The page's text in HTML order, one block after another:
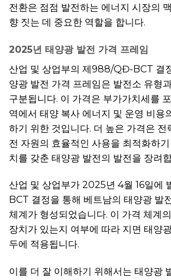
전환은 점점 발전하는 에너지 시장의
향 짓는 데 중요한 역할을 합니다.
2025년 태양광 발전 가격 프레임
산업 및 상업부의 제988/QĐ-BCT 결
양광 발전 가격 프레임은 발전소 유형
구분됩니다. 이 가격은 부가가치세를
역에서 태양 복사 에너지 및 운영 비용
하기 위한 것입니다. 더 높은 가격은 전
전 자원의 효율적인 사용을 최적화하
치를 갖춘 태양광 발전의 발전을 장려
산업 및 상업부가 2025년 4월 16일에
BCT 결정을 통해 베트남의 태양광 발
체계가 형성되었습니다. 이 가격 체계
장치가 있는지 여부에 따라 지면 태양
두에 적용됩니다.
이를 더 잘 이해하기 위해서는 태양광